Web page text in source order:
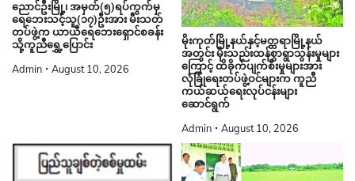
ညောင်ဦးမြို့၊ အမှတ်(၅)ရပ်ကွက်မှ
ရေဘေးသင့်သူ(၁၇)ဦးအား မီးသတ်
တပ်ဖွဲ့က ယာယီရေဘေးရှောင်စခန်း
သို့ကူညီရွှေ့ပြောင်း
Admin August 10, 2026
မိုးကုတ်မြို့နယ်နှင့်မတ္တရာမြို့နယ်
အတွင်း မိုးသည်းထန်စွာရွာသွန်းမှုများ
ကြောင့် ထိခိုက်ပျက်စီးမှုများအား
လုံခြုံရေးတပ်ဖွဲ့ဝင်များက ကူညီ
ကယ်ဆယ်ရေးလုပ်ငန်းများ
ဆောင်ရွက်
Admin August 10, 2026